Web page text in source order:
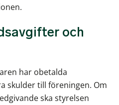
och
har obetalda
skulder till föreningen. Om
ska styrelsen